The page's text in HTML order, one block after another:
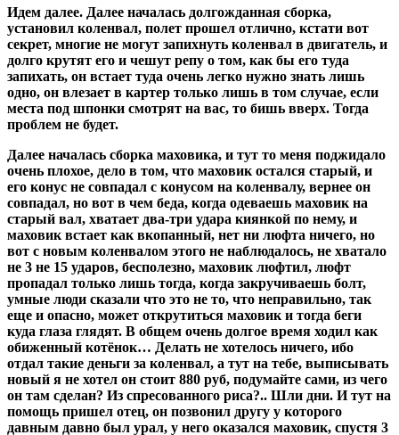
Идем далее. Далее началась долгожданная сборка,
установил коленвал, полет прошел отлично, кстати вот
секрет, многие не могут запихнуть коленвал в двигатель, и
долго крутят его и чешут репу о том, как бы его туда
запихать, он встает туда очень легко нужно знать лишь
одно, он влезает в картер только лишь в том случае, если
места под шпонки смотрят на вас, то бишь вверх. Тогда
проблем не будет.
Далее началась сборка маховика, и тут то меня поджидало
очень плохое, дело в том, что маховик остался старый, и
его конус не совпадал с конусом на коленвалу, вернее он
совпадал, но вот в чем беда, когда одеваешь маховик на
старый вал, хватает два-три удара киянкой по нему, и
маховик встает как вкопанный, нет ни люфта ничего, но
вот с новым коленвалом этого не наблюдалось, не хватало
не 3 не 15 ударов, бесполезно, маховик люфтил, люфт
пропадал только лишь тогда, когда закручиваешь болт,
умные люди сказали что это не то, что неправильно, так
еще и опасно, может открутиться маховик и тогда беги
куда глаза глядят. В общем очень долгое время ходил как
обиженный котёнок… Делать не хотелось ничего, ибо
отдал такие деньги за коленвал, а тут на тебе, выписывать
новый я не хотел он стоит 880 руб, подумайте сами, из чего
он там сделан? Из спресованного риса?.. Шли дни. И тут на
помощь пришел отец, он позвонил другу у которого
давным давно был урал, у него оказался маховик, спустя 3